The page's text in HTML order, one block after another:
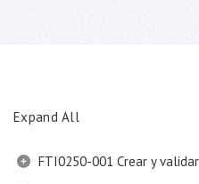
Expand All
FTI0250-001 Crear y